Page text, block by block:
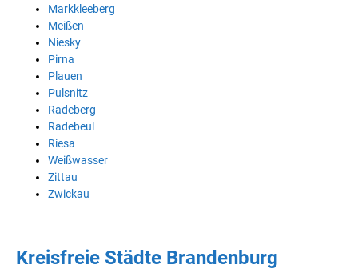
Markkleeberg
Meißen
Niesky
Pirna
Plauen
Pulsnitz
Radeberg
Radebeul
Riesa
Weißwasser
Zittau
Zwickau
Kreisfreie Städte Brandenburg